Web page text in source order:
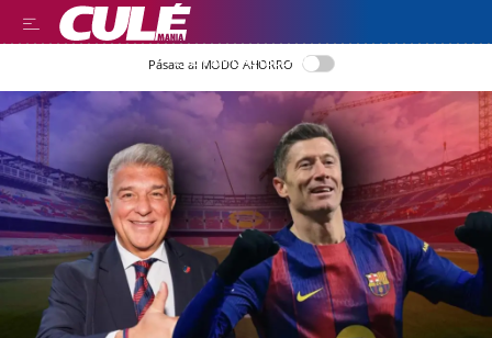
LEER EN CASTELLANO
Pásate al MODO AHORRO